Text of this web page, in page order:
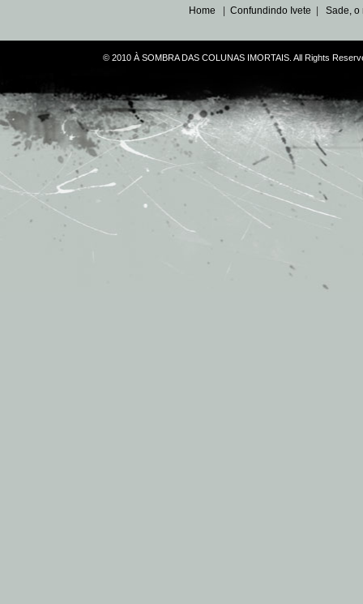
Home Confundindo Ivete Sade, o
© 2010 À SOMBRA DAS COLUNAS IMORTAIS. All Rights